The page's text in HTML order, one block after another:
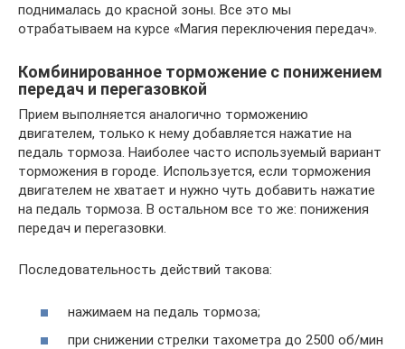
поднималась до красной зоны. Все это мы
отрабатываем на курсе «Магия переключения передач».
Комбинированное торможение с понижением
передач и перегазовкой
Прием выполняется аналогично торможению
двигателем, только к нему добавляется нажатие на
педаль тормоза. Наиболее часто используемый вариант
торможения в городе. Используется, если торможения
двигателем не хватает и нужно чуть добавить нажатие
на педаль тормоза. В остальном все то же: понижения
передач и перегазовки.
Последовательность действий такова:
нажимаем на педаль тормоза;
при снижении стрелки тахометра до 2500 об/мин